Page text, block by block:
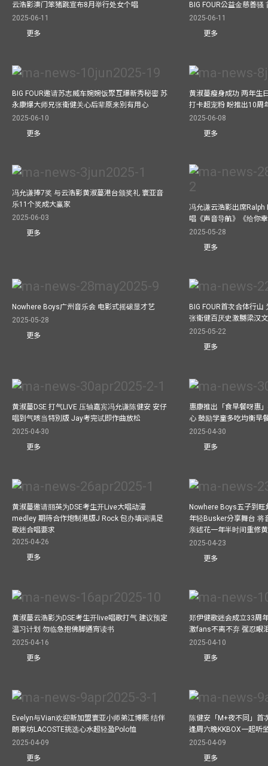
云浩影澳门笨猪跳宣布8月举行处女个唱
2025-06-11
更多
BIG FOUR公益⾦慈善
2025-06-11
更多
BIG FOUR邀请苏志威车婉婉饭聚互爆新秀秘密 苏
永康爆大师兄张衞健关心后辈原来別有用心
2025-06-10
更多
黄淑蔓瘦身成功 两年生
打卡超宠粉 盼推出10周
2025-06-08
更多
冯允谦捧7奖 与云浩影黄淑蔓港台颁奖礼 寰亚音
乐11个奖成大赢家
2025-06-03
更多
冯允谦云浩影出席
唱《声音导航》《给你
2025-05-28
更多
Nowhere Boys广州音乐会 电影式摇磙显才艺
2025-05-28
更多
BIG FOUR首次合体行
张衞健百厌史激嬲梁汉
2025-05-22
更多
黄淑蔓DSE 打气LIVE 压轴嘉宾冯允谦陈健安 安仔
唱到气咳当特別版 Jay考完试即作曲放松
2025-04-30
更多
惠康推出「食早餐呀惠
心 鼓励学童多吃均衡早
2025-04-30
更多
黄淑蔓邀请丽英为DSE考生开Live大唱动漫
medley 期待合作炮制港版J Rock 包办填词满足
歌迷合唱要求
2025-04-26
更多
Nowhere Boys五子到
年轻Busker分享舞台 将
亲述花一年半时间重修
2025-04-23
更多
黄淑蔓云浩影为DSE考生开live唱歌打气 建议预定
温习计划 勿临急抱佛脚通宵读书
2025-04-16
更多
郑伊健歌迷会成立33周
激fans不离不弃 强忍眼
2025-04-10
更多
Evelyn与Vian欢迎新加盟寰亚小师弟江博熙 结伴
朗豪坊LACOSTE挑选心水超轻盈Polo恤
2025-04-09
更多
陈健安「M+夜不同」首
逢周六晚KKBOX一起听
2025-04-09
更多